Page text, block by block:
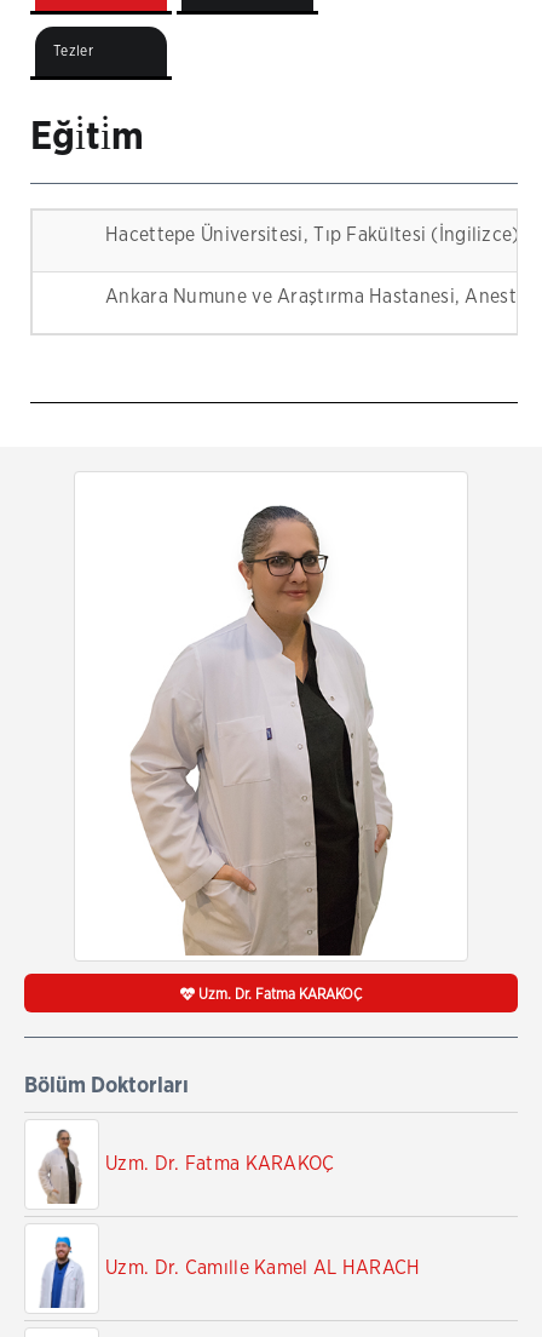
Tezler
Eği̇ti̇m
Hacettepe Üniversitesi, Tıp Fakültesi (İngilizce)
Ankara Numune ve Araştırma Hastanesi,
Uzm. Dr. Fatma KARAKOÇ
Bölüm Doktorları
Uzm. Dr. Fatma KARAKOÇ
Uzm. Dr. Camılle Kamel AL HARACH